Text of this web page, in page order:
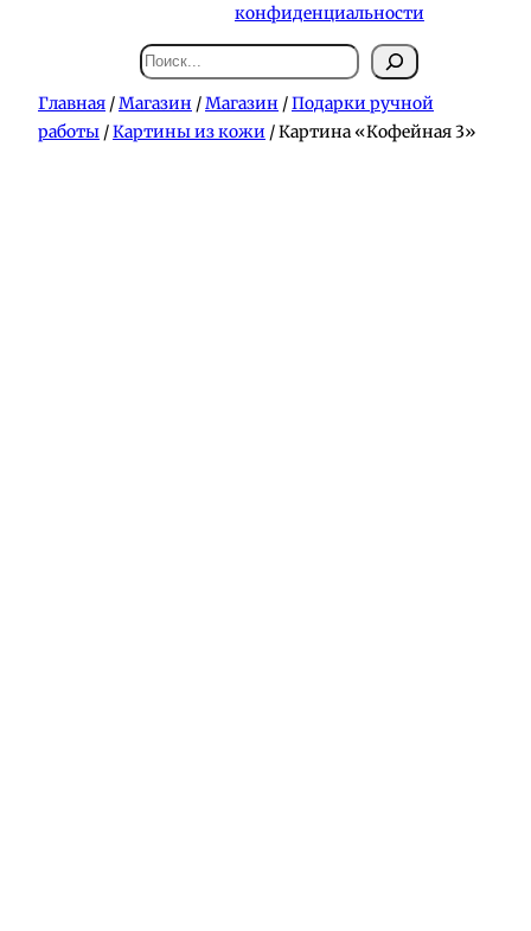
конфиденциальности
Поиск
Главная /Магазин /Магазин /Подарки ручной
работы /Картины из кожи / Картина «Кофейная 3»